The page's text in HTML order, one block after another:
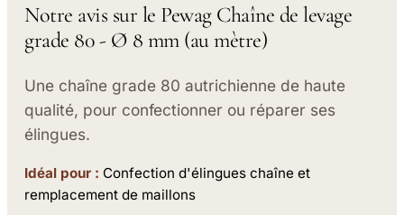
Notre avis sur le Pewag Chaîne de levage
grade 80 - Ø 8 mm (au mètre)
Une chaîne grade 80 autrichienne de haute
qualité, pour confectionner ou réparer ses
élingues.
Idéal pour : Confection d'élingues chaîne et
remplacement de maillons